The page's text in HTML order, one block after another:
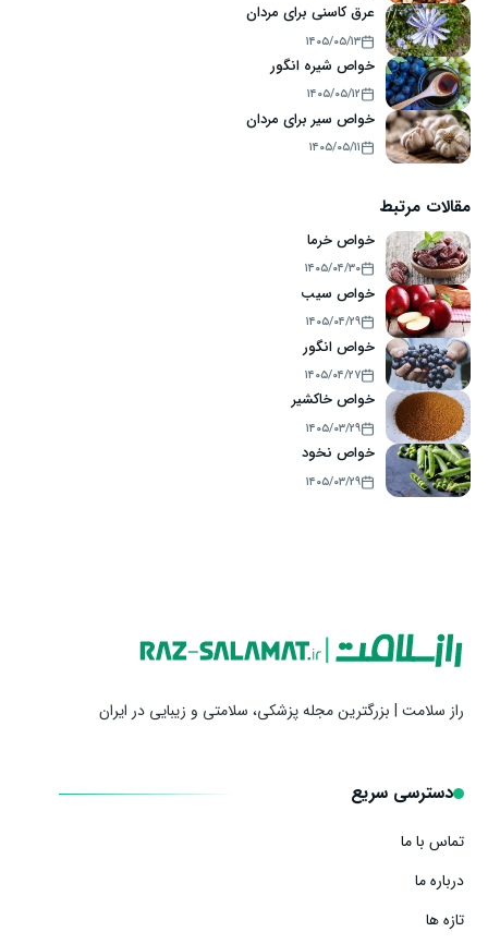
عرق کاسنی برای مردان
۱۴۰۵/۰۵/۱۳
خواص شیره انگور
۱۴۰۵/۰۵/۱۲
خواص سیر برای مردان
۱۴۰۵/۰۵/۱۱
مقالات مرتبط
خواص خرما
۱۴۰۵/۰۴/۳۰
خواص سیب
۱۴۰۵/۰۴/۲۹
خواص انگور
۱۴۰۵/۰۴/۲۷
خواص خاکشیر
۱۴۰۵/۰۳/۲۹
خواص نخود
۱۴۰۵/۰۳/۲۹
راز سلامت | بزرگترین مجله پزشکی، سلامتی و زیبایی در ایران
دسترسی سریع
تماس با ما
درباره ما
تازه ها